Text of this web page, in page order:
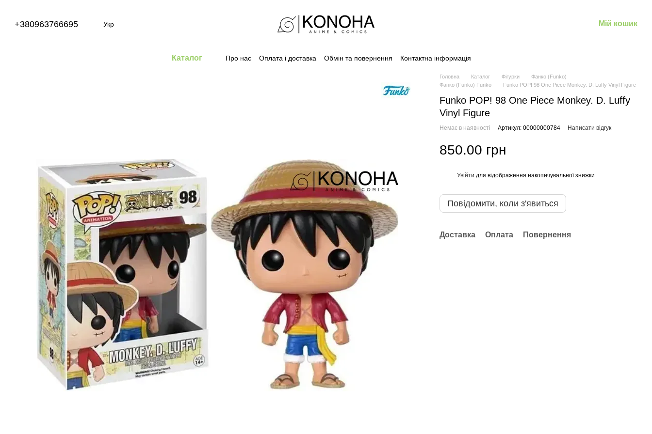
+380963766695 Укр Мій кошик
Каталог Про нас Оплата і доставка Обмін та повернення Контактна інформація
Головна Каталог Фігурки
Фанко (Funko)
Фанко (Funko) Funko
Funko POP! 98 One Piece Monkey. D. Luffy Vinyl Figure
Funko POP! 98 One Piece Monkey. D. Luffy
Vinyl Figure
Немає в наявності Артикул: 00000000784 Написати відгук
850.00 грн
Увійти для відображення накопичувальної знижки
Повідомити, коли з'явиться
Доставка Оплата Повернення